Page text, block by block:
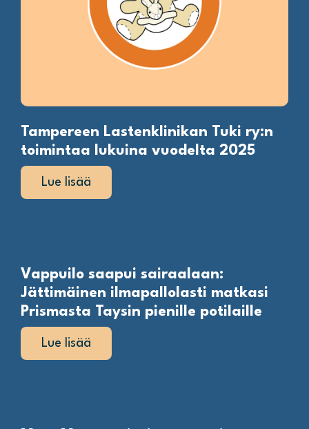
Tampereen Lastenklinikan Tuki ry:n
toimintaa lukuina vuodelta 2025
Lue lisää
Vappuilo saapui sairaalaan:
Jättimäinen ilmapallolasti matkasi
Prismasta Taysin pienille potilaille
Lue lisää